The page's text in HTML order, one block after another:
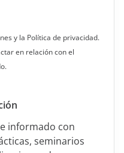
y la Política de privacidad.
en relación con el
informado con
seminarios